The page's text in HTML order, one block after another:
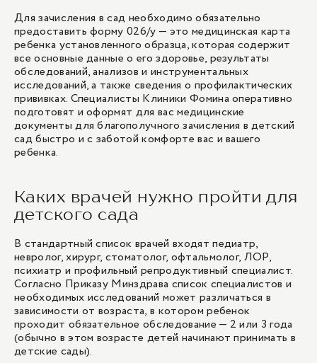
Для зачисления в сад необходимо обязательно
предоставить форму 026/у — это медицинская карта
ребенка установленного образца, которая содержит
все основные данные о его здоровье, результаты
обследований, анализов и инструментальных
исследований, а также сведения о профилактических
прививках. Специалисты Клиники Фомина оперативно
подготовят и оформят для вас медицинские
документы для благополучного зачисления в детский
сад быстро и с заботой комфорте вас и вашего
ребенка.
Каких врачей нужно пройти для
детского сада
В стандартный список врачей входят педиатр,
невролог, хирург, стоматолог, офтальмолог, ЛОР,
психиатр и профильный репродуктивный специалист.
Согласно Приказу Минздрава список специалистов и
необходимых исследований может различаться в
зависимости от возраста, в котором ребенок
проходит обязательное обследование — 2 или 3 года
(обычно в этом возрасте детей начинают принимать в
детские сады).